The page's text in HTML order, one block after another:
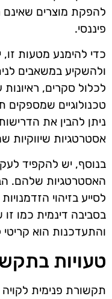
להפקת מוצרים שאינם
פיננסי.
כדי להימנע מטעות
ולהשקיע במשאבים
לכלול סקרים,
טכנולוגיים
ניתן להבין את
אסטרטגיות שיווקיות
בנוסף, יש להקפיד
האסטרטגיות שלהם.
לסייע בזיהוי
בסביבה דינמית כמו
והתעדכנות הוא
טעויות
תקשורת פנימית